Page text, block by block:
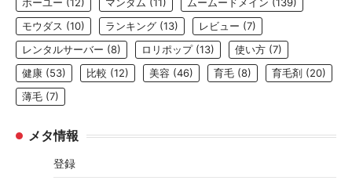
ホーユー (12) マンダム (11) ムームードメイン (139)
モウダス (10) ランキング (13) レビュー (7)
レンタルサーバー (8) ロリポップ(13) 使い方 (7)
健康 (53) 比較 (12) 美容 (46) 育毛 (8) 育毛剤 (20)
薄毛 (7)
メタ情報
登録